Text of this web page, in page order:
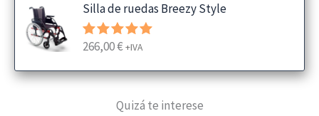
o
e
r
Silla de ruedas Breezy Style
Valorado
de 5
266,00€+IVA
Quizá te interese